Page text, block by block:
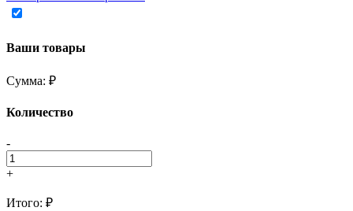
Ваши товары
Сумма: ₽
Количество
-
+
Итого: ₽